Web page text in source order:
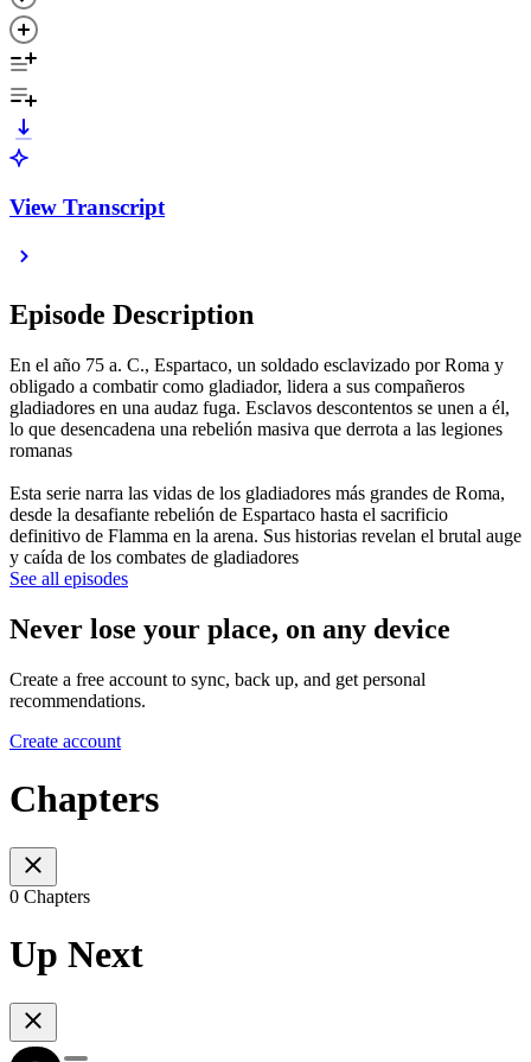
View Transcript
Episode Description
En el año 75 a. C., Espartaco, un soldado esclavizado por Roma y
obligado a combatir como gladiador, lidera a sus compañeros
gladiadores en una audaz fuga. Esclavos descontentos se unen a él,
lo que desencadena una rebelión masiva que derrota a las legiones
romanas
Esta serie narra las vidas de los gladiadores más grandes de Roma,
desde la desafiante rebelión de Espartaco hasta el sacrificio
definitivo de Flamma en la arena. Sus historias revelan el brutal auge
y caída de los combates de gladiadores
See all episodes
Never lose your place, on any device
Create a free account to sync, back up, and get personal
recommendations.
Create account
Chapters
0 Chapters
Up Next